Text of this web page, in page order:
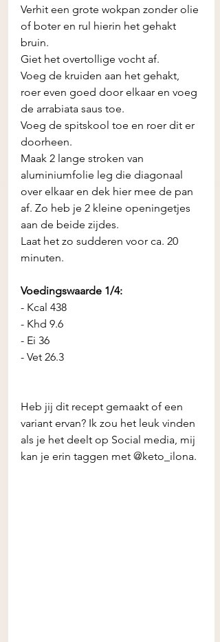
Verhit een grote wokpan zonder olie
of boter en rul hierin het gehakt
bruin.
Giet het overtollige vocht af.
Voeg de kruiden aan het gehakt,
roer even goed door elkaar en voeg
de arrabiata saus toe.
Voeg de spitskool toe en roer dit er
doorheen.
Maak 2 lange stroken van
aluminiumfolie leg die diagonaal
over elkaar en dek hier mee de pan
af. Zo heb je 2 kleine openingetjes
aan de beide zijdes.
Laat het zo sudderen voor ca. 20
minuten.
Voedingswaarde 1/4:
- Kcal 438
- Khd 9.6
- Ei 36
- Vet 26.3
Heb jij dit recept gemaakt of een
variant ervan? Ik zou het leuk vinden
als je het deelt op Social media, mij
kan je erin taggen met @keto_ilona.